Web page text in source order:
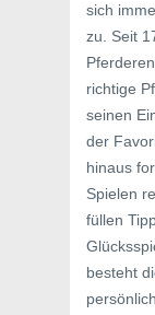
sich
zu. Seit
richtige
seinen
der
hinaus
Spielen
füllen
besteht